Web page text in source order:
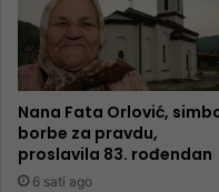
Nana Fata Orlović,
borbe za pravdu,
proslavila 83. rođendan
6 sati ago